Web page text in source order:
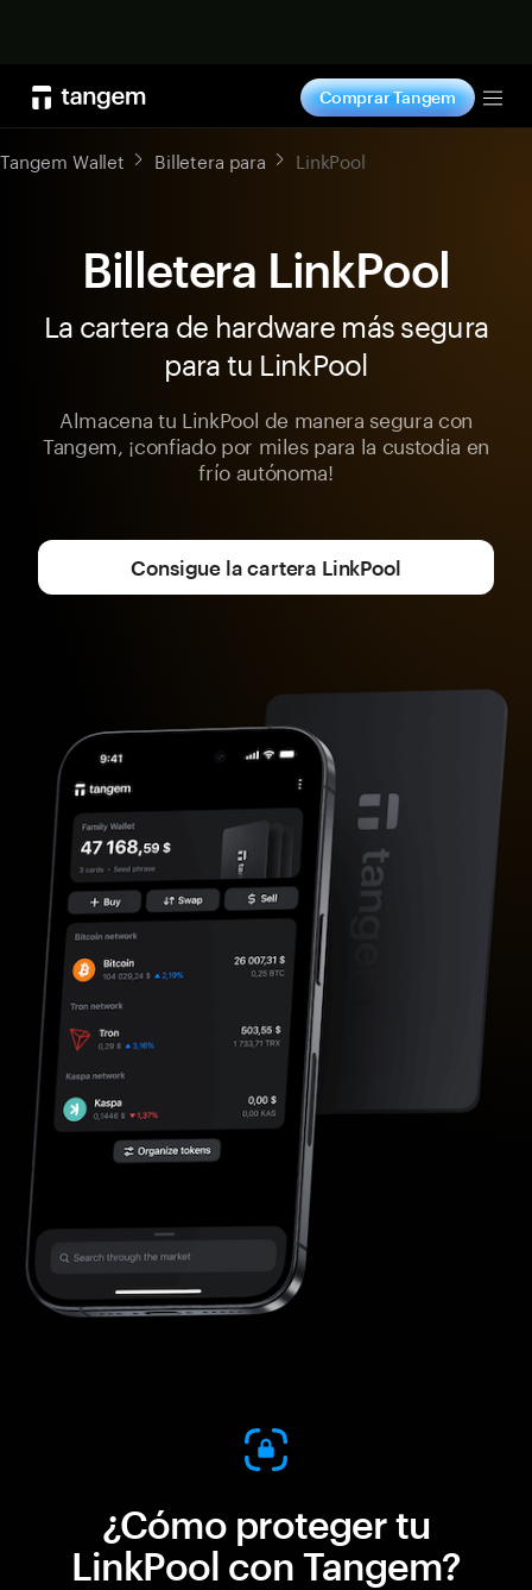
Comprar Tangem
Tangem Wallet Billetera para LinkPool
Billetera LinkPool
La cartera de hardware más segura
para tu LinkPool
Almacena tu LinkPool de manera segura con
Tangem, ¡confiado por miles para la custodia en
frío autónoma!
Consigue la cartera LinkPool
¿Cómo proteger tu
LinkPool con Tangem?